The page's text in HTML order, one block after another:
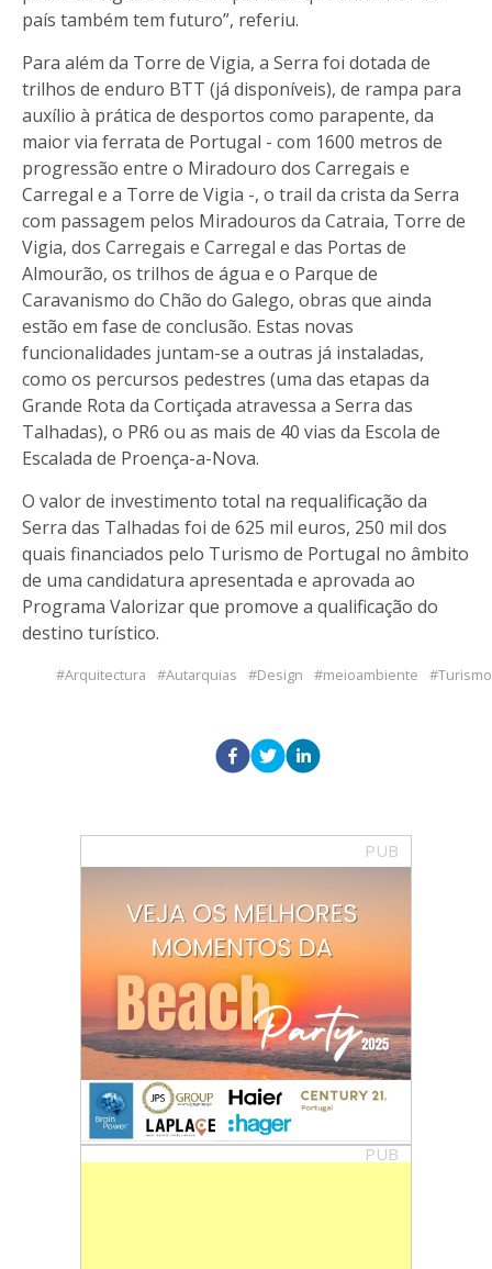
país também tem futuro”, referiu.
Para além da Torre de Vigia, a Serra foi dotada de
trilhos de enduro BTT (já disponíveis), de rampa para
auxílio à prática de desportos como parapente, da
maior via ferrata de Portugal - com 1600 metros de
progressão entre o Miradouro dos Carregais e
Carregal e a Torre de Vigia -, o trail da crista da Serra
com passagem pelos Miradouros da Catraia, Torre de
Vigia, dos Carregais e Carregal e das Portas de
Almourão, os trilhos de água e o Parque de
Caravanismo do Chão do Galego, obras que ainda
estão em fase de conclusão. Estas novas
funcionalidades juntam-se a outras já instaladas,
como os percursos pedestres (uma das etapas da
Grande Rota da Cortiçada atravessa a Serra das
Talhadas), o PR6 ou as mais de 40 vias da Escola de
Escalada de Proença-a-Nova.
O valor de investimento total na requalificação da
Serra das Talhadas foi de 625 mil euros, 250 mil dos
quais financiados pelo Turismo de Portugal no âmbito
de uma candidatura apresentada e aprovada ao
Programa Valorizar que promove a qualificação do
destino turístico.
Arquitectura Autarquias Design meioambiente Turismo
PUB
PUB